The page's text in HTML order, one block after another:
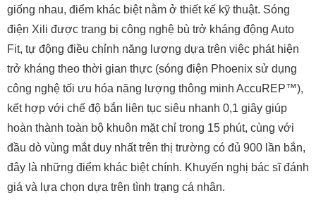
giống nhau, điểm khác biệt nằm ở thiết kế kỹ thuật. Sóng
điện Xili được trang bị công nghệ bù trở kháng động Auto
Fit, tự động điều chỉnh năng lượng dựa trên việc phát hiện
trở kháng theo thời gian thực (sóng điện Phoenix sử dụng
công nghệ tối ưu hóa năng lượng thông minh AccuREP™),
kết hợp với chế độ bắn liên tục siêu nhanh 0,1 giây giúp
hoàn thành toàn bộ khuôn mặt chỉ trong 15 phút, cùng với
đầu dò vùng mắt duy nhất trên thị trường có đủ 900 lần bắn,
đây là những điểm khác biệt chính. Khuyến nghị bác sĩ đánh
giá và lựa chọn dựa trên tình trạng cá nhân.